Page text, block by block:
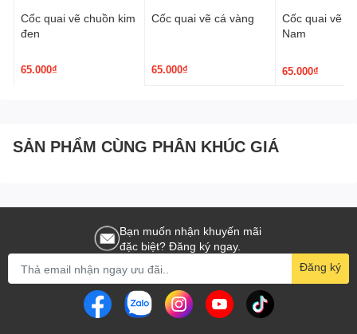
Cốc quai vẽ chuồn kim
đen
65.000₫
Cốc quai vẽ cá vàng
65.000₫
Cốc quai vẽ
Nam
65.000₫
SẢN PHẨM CÙNG PHÂN KHÚC GIÁ
Bạn muốn nhận khuyến mãi
đặc biệt? Đăng ký ngay.
Đăng ký